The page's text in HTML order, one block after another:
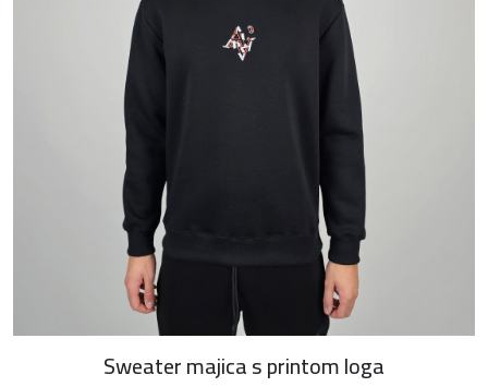
Sweater majica s printom loga